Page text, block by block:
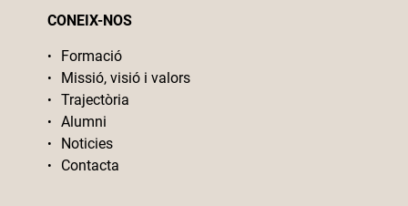
CONEIX-NOS
Formació
Missió, visió i valors
Trajectòria
Alumni
Noticies
Contacta